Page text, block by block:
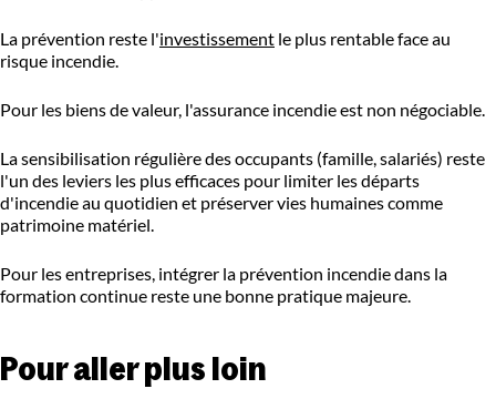
La prévention reste l'investissement le plus rentable face au
risque incendie.
Pour les biens de valeur, l'assurance incendie est non négociable.
La sensibilisation régulière des occupants (famille, salariés) reste
l'un des leviers les plus efficaces pour limiter les départs
d'incendie au quotidien et préserver vies humaines comme
patrimoine matériel.
Pour les entreprises, intégrer la prévention incendie dans la
formation continue reste une bonne pratique majeure.
Pour aller plus loin